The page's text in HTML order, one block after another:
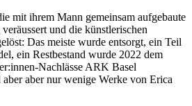
mit ihrem Mann gemeinsam aufgebaute
und die künstlerischen
Das meiste wurde entsorgt, ein Teil
ein Restbestand wurde 2022 dem
Nachlässe ARK Basel
aber nur wenige Werke von Erica